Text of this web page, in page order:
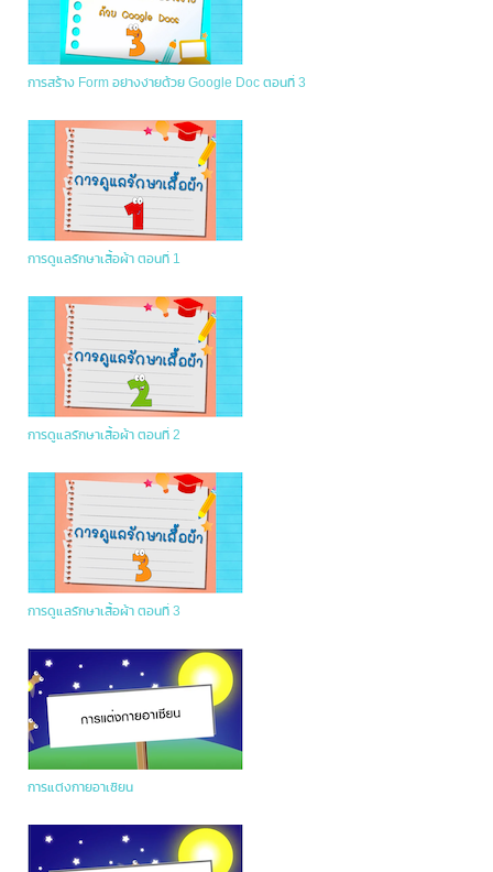
การสร้าง Form อย่างง่ายด้วย Google Doc ตอนที่ 3
การดูแลรักษาเสื้อผ้า ตอนที่ 1
การดูแลรักษาเสื้อผ้า ตอนที่ 2
การดูแลรักษาเสื้อผ้า ตอนที่ 3
การแต่งกายอาเซียน